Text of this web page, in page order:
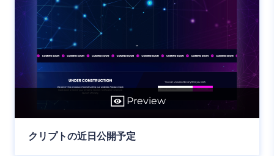
Preview
クリプトの近日公開予定